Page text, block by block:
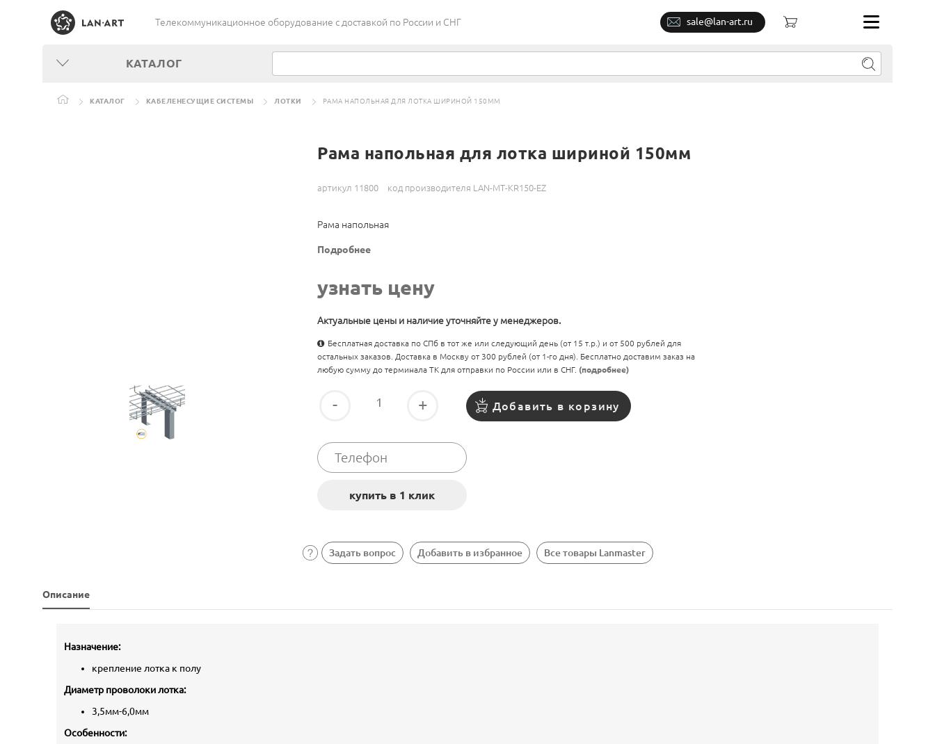
Телекоммуникационное оборудование c доставкой по России и СНГ sale@lan-art.ru
КАТАЛОГ
КАТАЛОГ КАБЕЛЕНЕСУЩИЕ СИСТЕМЫ ЛОТКИ РАМА НАПОЛЬНАЯ ДЛЯ ЛОТКА ШИРИНОЙ 150ММ
Рама напольная для лотка шириной 150мм
артикул 11800 код производителя LAN-MT-KR150-EZ
Рама напольная
Подробнее
узнать цену
Актуальные цены и наличие уточняйте у менеджеров.
Бесплатная доставка по СПб в тот же или следующий день (от 15 т.р.) и от 500 рублей для
остальных заказов. Доставка в Москву от 300 рублей (от 1-го дня). Бесплатно доставим заказ на
любую сумму до терминала ТК для отправки по России или в СНГ. (подробнее)
- + Добавить в корзину
Задать вопрос Добавить в избранное Все товары Lanmaster
Описание
Назначение:
крепление лотка к полу
Диаметр проволоки лотка:
3,5мм-6,0мм
Особенности: